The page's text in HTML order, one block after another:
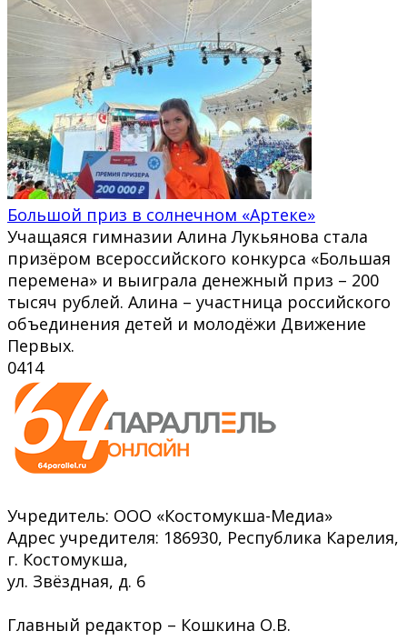
Большой приз в солнечном «Артеке»
Учащаяся гимназии Алина Лукьянова стала
призёром всероссийского конкурса «Большая
перемена» и выиграла денежный приз – 200
тысяч рублей. Алина – участница российского
объединения детей и молодёжи Движение
Первых.
0414
Учредитель: ООО «Костомукша-Медиа»
Адрес учредителя: 186930, Республика Карелия,
г. Костомукша,
ул. Звёздная, д. 6
Главный редактор – Кошкина О.В.